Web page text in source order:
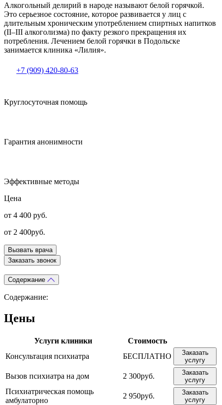
Алкогольный делирий в народе называют белой горячкой.
Это серьезное состояние, которое развивается у лиц с
длительным хроническим употреблением спиртных напитков
(II–III алкоголизма) по факту резкого прекращения их
потребления. Лечением белой горячки в Подольске
занимается клиника «Лилия».
+7 (909) 420-80-63
Круглосуточная помощь
Гарантия анонимности
Эффективные методы
Цена
от 4 400 руб.
от 2 400руб.
Вызвать врача
Заказать звонок
Содержание
Содержание:
Цены
Услуги клиники
Стоимость
Консультация психиатра
БЕСПЛАТНО
Заказать
услугу
Вызов психиатра на дом 2 300руб.
Заказать
услугу
Психиатрическая помощь
амбулаторно
2 950руб.
Заказать
услугу